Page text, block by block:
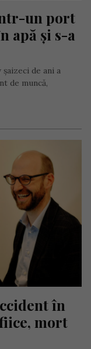
un port
apă și s-a
de ani a
de muncă,
în
mort